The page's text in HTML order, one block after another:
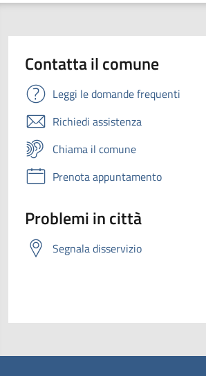
Contatta il comune
Leggi le domande frequenti
Richiedi assistenza
Chiama il comune
Prenota appuntamento
Problemi in città
Segnala disservizio